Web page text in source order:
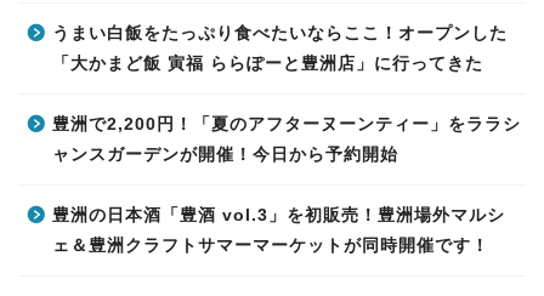
うまい白飯をたっぷり食べたいならここ！オープンした
「大かまど飯 寅福 ららぽーと豊洲店」に行ってきた
豊洲で2,200円！「夏のアフターヌーンティー」をララシ
ャンスガーデンが開催！今日から予約開始
豊洲の日本酒「豊酒 vol.3」を初販売！豊洲場外マルシ
ェ＆豊洲クラフトサマーマーケットが同時開催です！